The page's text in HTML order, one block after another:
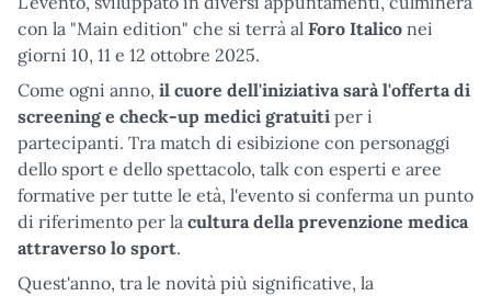
con la "Main edition" che si terrà al Foro Italico nei
giorni 10, 11 e 12 ottobre 2025.
Come ogni anno, il cuore dell'iniziativa sarà l'offerta di
screening e check-up medici gratuiti per i
partecipanti. Tra match di esibizione con personaggi
dello sport e dello spettacolo, talk con esperti e aree
formative per tutte le età, l'evento si conferma un punto
di riferimento per la cultura della prevenzione medica
attraverso lo sport.
Quest'anno, tra le novità più significative, la